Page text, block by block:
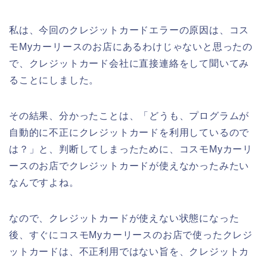
私は、今回のクレジットカードエラーの原因は、コス
モMyカーリースのお店にあるわけじゃないと思ったの
で、クレジットカード会社に直接連絡をして聞いてみ
ることにしました。
その結果、分かったことは、「どうも、プログラムが
自動的に不正にクレジットカードを利用しているので
は？」と、判断してしまったために、コスモMyカーリ
ースのお店でクレジットカードが使えなかったみたい
なんですよね。
なので、クレジットカードが使えない状態になった
後、すぐにコスモMyカーリースのお店で使ったクレジ
ットカードは、不正利用ではない旨を、クレジットカ